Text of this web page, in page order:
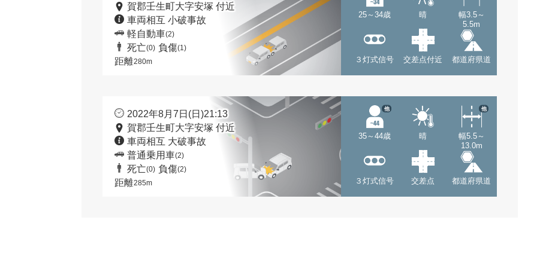
賀郡壬生町大字安塚 付近
車両相互 小破事故
軽自動車(2)
死亡(0) 負傷(1)
距離280m
25～34歳 晴
幅3.5～
5.5m
３灯式信号 交差点付近 都道府県道
2022年8月7日(日)21:13
賀郡壬生町大字安塚 付近
車両相互 大破事故
普通乗用車(2)
死亡(0) 負傷(2)
距離285m
35～44歳
他
晴
幅5.5～
13.0m
他
３灯式信号 交差点 都道府県道